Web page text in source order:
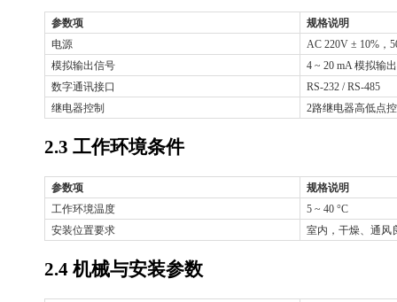
参数项
规格说明
电源
AC 220V ± 10%，
模拟输出信号
4 ~ 20 mA 模拟输出
数字通讯接口
RS-232 / RS-485
继电器控制
2路继电器高低点
2.3 工作环境条件
参数项
规格说明
工作环境温度
5 ~ 40 °C
安装位置要求
室内，干燥、通风
2.4 机械与安装参数